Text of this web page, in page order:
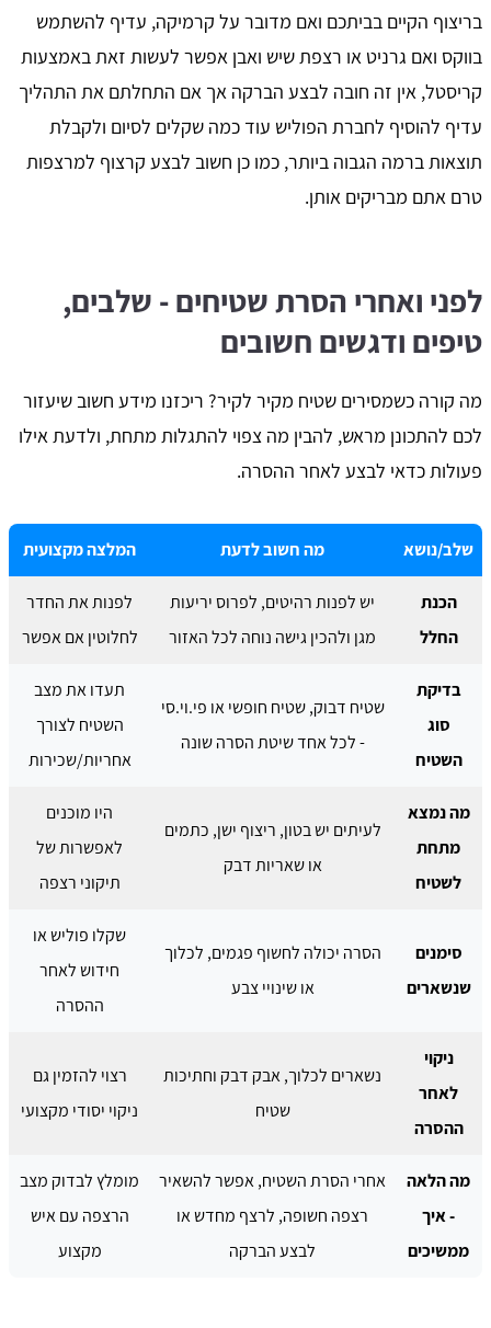
בריצוף הקיים בביתכם ואם מדובר על קרמיקה, עדיף להשתמש
בווקס ואם גרניט או רצפת שיש ואבן אפשר לעשות זאת באמצעות
קריסטל, אין זה חובה לבצע הברקה אך אם התחלתם את התהליך
עדיף להוסיף לחברת הפוליש עוד כמה שקלים לסיום ולקבלת
תוצאות ברמה הגבוה ביותר, כמו כן חשוב לבצע קרצוף למרצפות
טרם אתם מבריקים אותן.
לפני ואחרי הסרת שטיחים - שלבים,
טיפים ודגשים חשובים
מה קורה כשמסירים שטיח מקיר לקיר? ריכזנו מידע חשוב שיעזור
לכם להתכונן מראש, להבין מה צפוי להתגלות מתחת, ולדעת אילו
פעולות כדאי לבצע לאחר ההסרה.
שלב/נושא מה חשוב לדעת המלצה מקצועית
הכנת
החלל
יש לפנות רהיטים, לפרוס יריעות
מגן ולהכין גישה נוחה לכל האזור
לפנות את החדר
לחלוטין אם אפשר
בדיקת
סוג
השטיח
שטיח דבוק, שטיח חופשי או פי.וי.סי
- לכל אחד שיטת הסרה שונה
תעדו את מצב
השטיח לצורך
אחריות/שכירות
מה נמצא
מתחת
לשטיח
לעיתים יש בטון, ריצוף ישן, כתמים
או שאריות דבק
היו מוכנים
לאפשרות של
תיקוני רצפה
סימנים
שנשארים
הסרה יכולה לחשוף פגמים, לכלוך
או שינויי צבע
שקלו פוליש או
חידוש לאחר
ההסרה
ניקוי
לאחר
ההסרה
נשארים לכלוך, אבק דבק וחתיכות
שטיח
רצוי להזמין גם
ניקוי יסודי מקצועי
מה הלאה
- איך
ממשיכים
אחרי הסרת השטיח, אפשר להשאיר
רצפה חשופה, לרצף מחדש או
לבצע הברקה
מומלץ לבדוק מצב
הרצפה עם איש
מקצוע